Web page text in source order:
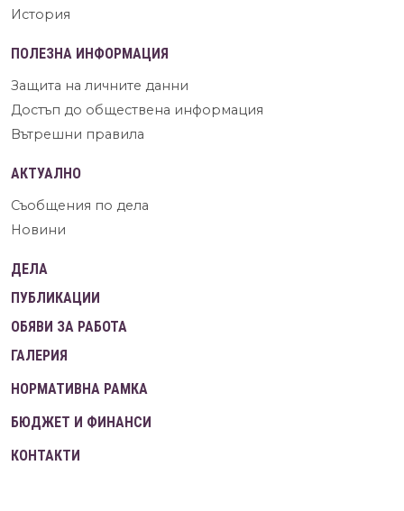
История
ПОЛЕЗНА ИНФОРМАЦИЯ
Защита на личните данни
Достъп до обществена информация
Вътрешни правила
АКТУАЛНО
Съобщения по дела
Новини
ДЕЛА
ПУБЛИКАЦИИ
ОБЯВИ ЗА РАБОТА
ГАЛЕРИЯ
НОРМАТИВНА РАМКА
БЮДЖЕТ И ФИНАНСИ
КОНТАКТИ